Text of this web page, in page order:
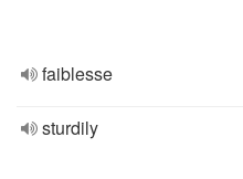
faiblesse
sturdily